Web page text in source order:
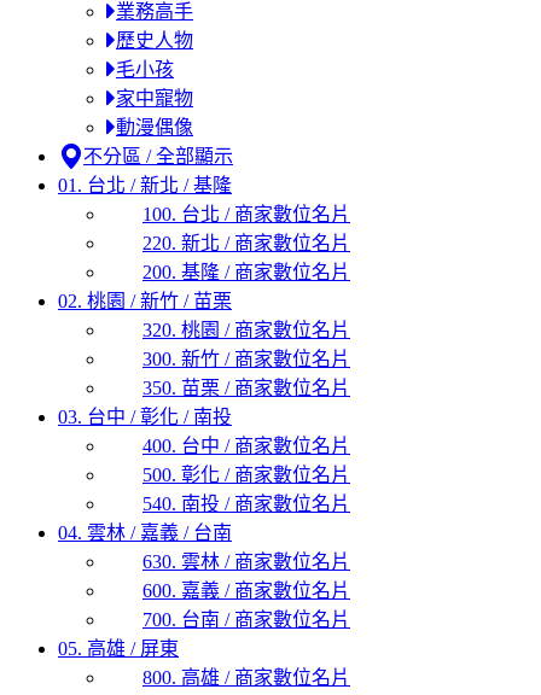
業務高手
歷史人物
毛小孩
家中寵物
動漫偶像
不分區 / 全部顯示
01. 台北 / 新北 / 基隆
100. 台北 / 商家數位名片
220. 新北 / 商家數位名片
200. 基隆 / 商家數位名片
02. 桃園 / 新竹 / 苗栗
320. 桃園 / 商家數位名片
300. 新竹 / 商家數位名片
350. 苗栗 / 商家數位名片
03. 台中 / 彰化 / 南投
400. 台中 / 商家數位名片
500. 彰化 / 商家數位名片
540. 南投 / 商家數位名片
04. 雲林 / 嘉義 / 台南
630. 雲林 / 商家數位名片
600. 嘉義 / 商家數位名片
700. 台南 / 商家數位名片
05. 高雄 / 屏東
800. 高雄 / 商家數位名片